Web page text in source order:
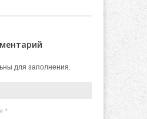
для заполнения.
*